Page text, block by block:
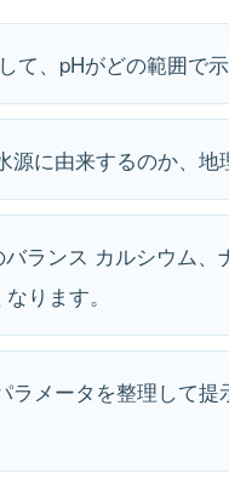
て、pHがどの範囲で
に由来するのか、地
ランス カルシウム
ります。
メータを整理して